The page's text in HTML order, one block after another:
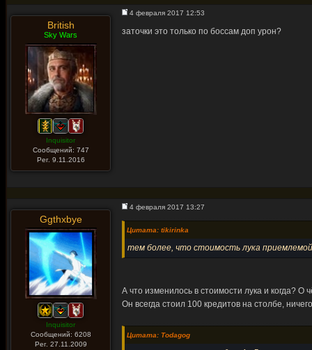
British
Sky Wars
Inquisitor
Сообщений: 747
Рег. 9.11.2016
4 февраля 2017 12:53
заточки это только по боссам доп урон?
Ggthxbye
Inquisitor
Сообщений: 6208
Рег. 27.11.2009
4 февраля 2017 13:27
Цитата: tikirinka
тем более, что стоимость лука
А что изменилось в стоимости лука и когда? О
Он всегда стоил 100 кредитов на столбе,
Цитата: Todagog